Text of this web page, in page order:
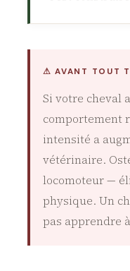
⚠ AVANT TOUT
Si votre cheval
comportement
intensité a
vétérinaire.
locomoteur —
physique. Un
pas apprendre